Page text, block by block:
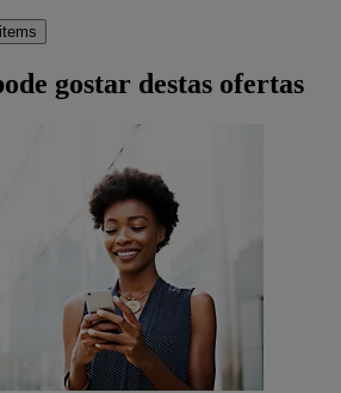
gostar destas ofertas